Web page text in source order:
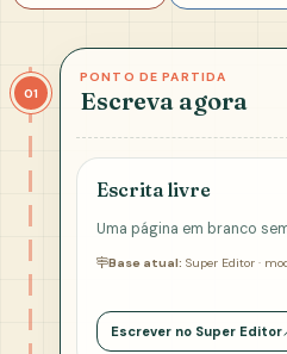
01
PONTO DE PARTIDA
Escreva agora
Escrita livre
Uma página em branco
Base atual: Super Editor ·
Escrever no Super Editor